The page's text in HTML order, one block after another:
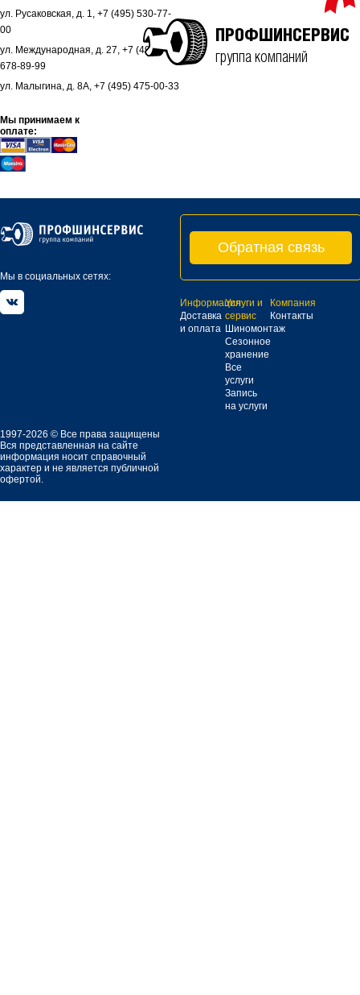
ул. Русаковская, д. 1, +7 (495) 530-77-
00
ул. Международная, д. 27, +7 (495)
678-89-99
ул. Малыгина, д. 8А, +7 (495) 475-00-33
Мы принимаем к
оплате:
ПРОФШИНСЕРВИС
группа компаний
Мы в социальных сетях:
Обратная связь
Информация
Доставка
и оплата
Услуги и
сервис
Шиномонтаж
Сезонное
хранение
Все
услуги
Запись
на услуги
Компания
Контакты
1997-2026 © Все права защищены
Вся представленная на сайте
информация носит справочный
характер и не является публичной
офертой.